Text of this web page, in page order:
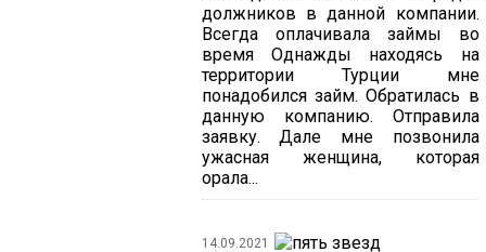
должников в данной компании.
Всегда оплачивала займы во
время Однажды находясь на
территории Турции мне
понадобился займ. Обратилась в
данную компанию. Отправила
заявку. Дале мне позвонила
ужасная женщина, которая
орала...
14.09.2021